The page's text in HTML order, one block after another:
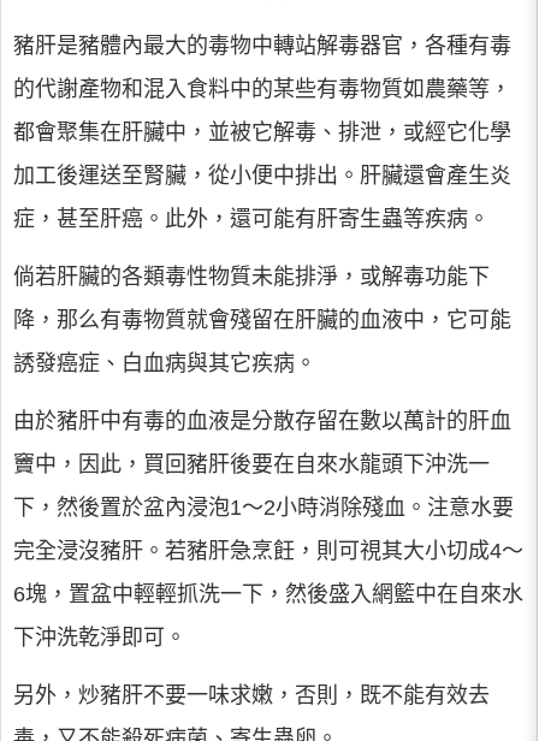
豬肝是豬體內最大的毒物中轉站解毒器官，各種有毒
的代謝產物和混入食料中的某些有毒物質如農藥等，
都會聚集在肝臟中，並被它解毒、排泄，或經它化學
加工後運送至腎臟，從小便中排出。肝臟還會產生炎
症，甚至肝癌。此外，還可能有肝寄生蟲等疾病。
倘若肝臟的各類毒性物質未能排淨，或解毒功能下
降，那么有毒物質就會殘留在肝臟的血液中，它可能
誘發癌症、白血病與其它疾病。
由於豬肝中有毒的血液是分散存留在數以萬計的肝血
竇中，因此，買回豬肝後要在自來水龍頭下沖洗一
下，然後置於盆內浸泡1～2小時消除殘血。注意水要
完全浸沒豬肝。若豬肝急烹飪，則可視其大小切成4～
6塊，置盆中輕輕抓洗一下，然後盛入網籃中在自來水
下沖洗乾淨即可。
另外，炒豬肝不要一味求嫩，否則，既不能有效去